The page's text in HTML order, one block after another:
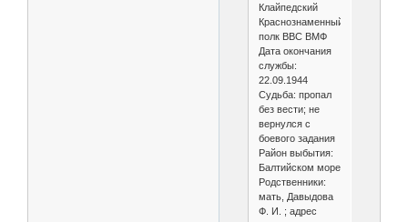
Клайпедский
Краснознаменный
полк ВВС ВМФ
Дата окончания
службы:
22.09.1944
Судьба: пропал
без вести; не
вернулся с
боевого задания
Район выбытия:
Балтийском море
Родственники:
мать, Давыдова
Ф. И. ; адрес